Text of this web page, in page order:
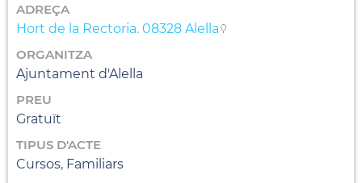
ADREÇA
Hort de la Rectoria. 08328 Alella
ORGANITZA
Ajuntament d'Alella
PREU
Gratuït
TIPUS D'ACTE
Cursos, Familiars